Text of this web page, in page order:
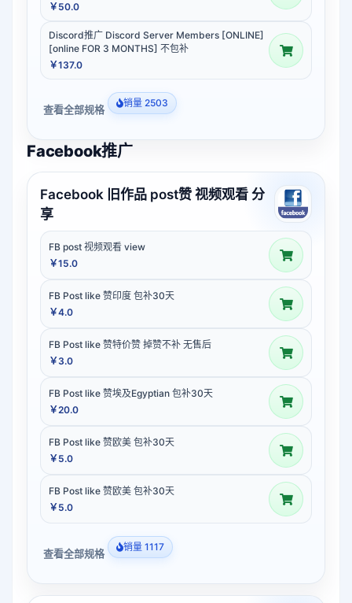
￥50.0
Discord推广 Discord Server Members [ONLINE]
[online FOR 3 MONTHS] 不包补
￥137.0
查看全部规格 销量 2503
Facebook推广
Facebook 旧作品 post赞 视频观看 分
享
FB post 视频观看 view
￥15.0
FB Post like 赞印度 包补30天
￥4.0
FB Post like 赞特价赞 掉赞不补 无售后
￥3.0
FB Post like 赞埃及Egyptian 包补30天
￥20.0
FB Post like 赞欧美 包补30天
￥5.0
FB Post like 赞欧美 包补30天
￥5.0
查看全部规格 销量 1117